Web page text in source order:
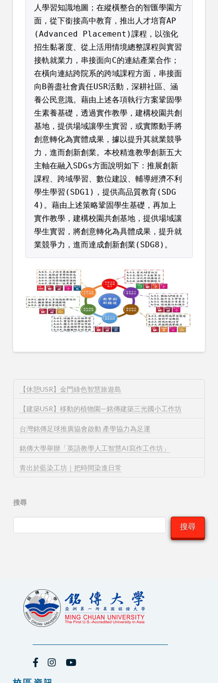
人學習知識地圖；在縱橫整合的智匯學園方
面，從下銜接高中教育，推出人才培育AP
(Advanced Placement)課程，以強化
招生黏著度、從上活用情境總整課程與實習
接軌就業力，串接面向C的連結產業合作；
在橫向連結跨院系的跨域課程方面，串接面
向B善盡社會責任USR活動，深耕社區、涵
養公民意識。藉由上述各項執行方案鞏固學
生素養基礎，透過實作教學，建構校園共創
基地，提供場域讓學生實習，或實際動手將
創意轉化為實體成果，據以提升其就業競爭
力，進而創新創業。本校精進教學創新五大
主軸在融入SDGs方面說明如下：推展創新
課程、跨域學習、數位建設、輔導經濟不利
學生學習(SDG1)，提供高品質教育(SDG
4)。藉由上述策略鞏固學生基礎，再加上
實作教學，建構校園共創基地，提供場域讓
學生實習，將創意轉化為具體成果，提升就
業競爭力，進而達成創新創業(SDG8)。
【休憩USR】金門綠色智慧旅遊島
【建築USR】移動的植物園—銘傳建築三光國小工作坊
台灣銘傳足球推廣協會啟動 產學協力為足運
銘傳大學舉辦「英語教學人工智慧AI寫作工作坊」
青出於藍染工坊｜把時間染進日常
搜尋
搜尋